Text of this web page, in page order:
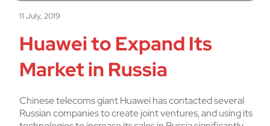
11 July, 2019
Huawei to Expand Its
Market in Russia
Chinese telecoms giant Huawei has contacted several
Russian companies to create joint ventures, and using its